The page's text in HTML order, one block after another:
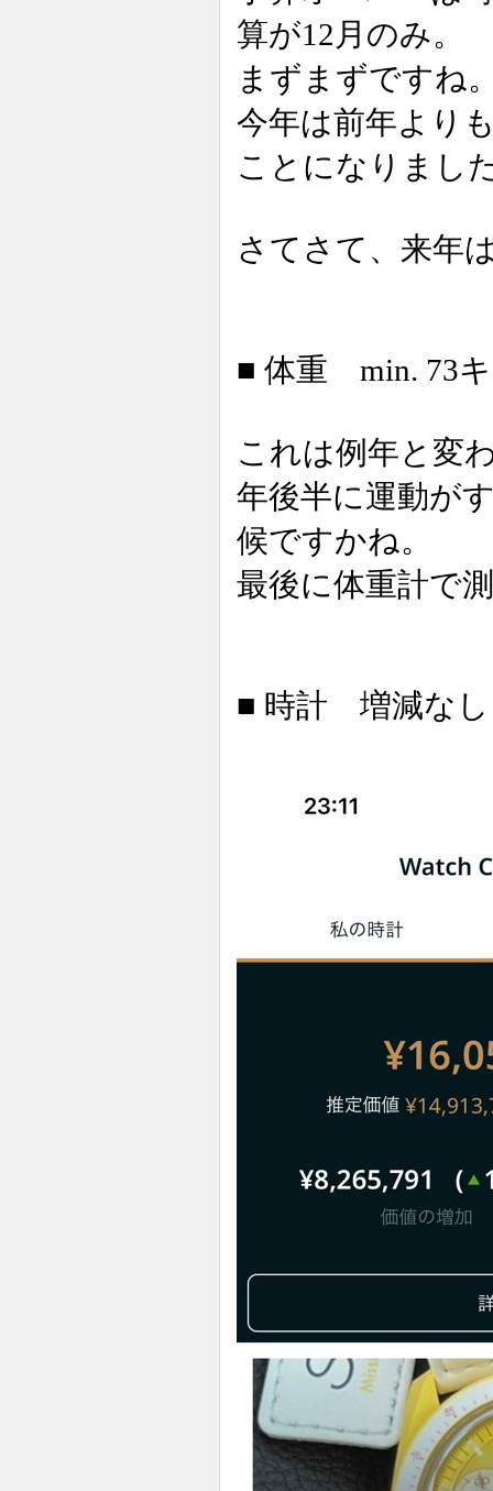
算が12月のみ。
まずまずですね
今年は前年より
ことになりまし
さてさて、来年
■ 体重 min. 73キ
これは例年と変
年後半に運動が
候ですかね。
最後に体重計で
■ 時計 増減なし